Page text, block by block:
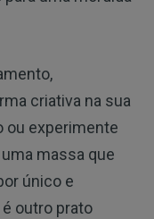
criativa na sua
ou experimente
massa que
único e
outro prato